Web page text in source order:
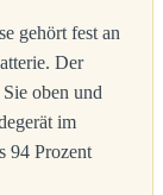
gehört fest an
Der
oben und
im
94 Prozent